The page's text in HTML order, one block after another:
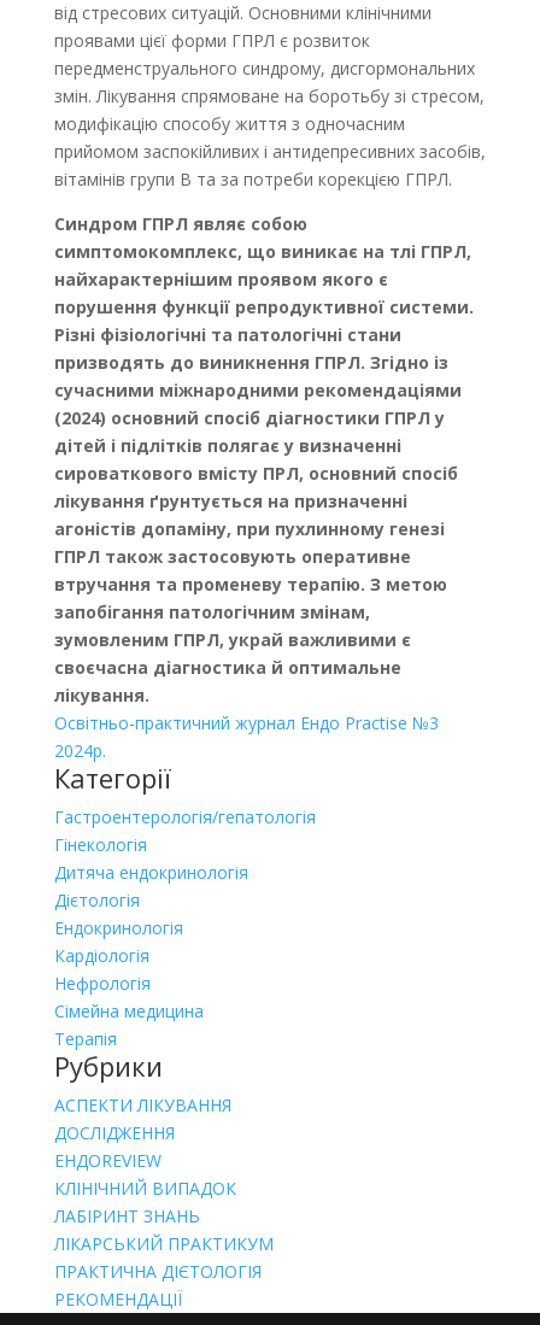
від стресових ситуацій. Основними клінічними
проявами цієї форми ГПРЛ є розвиток
передменструального синдрому, дисгормональних
змін. Лікування спрямоване на боротьбу зі стресом,
модифікацію способу життя з одночасним
прийомом заспокійливих і антидепресивних засобів,
вітамінів групи В та за потреби корекцією ГПРЛ.
Синдром ГПРЛ являє собою
симптомокомплекс, що виникає на тлі ГПРЛ,
найхарактернішим проявом якого є
порушення функції репродуктивної системи.
Різні фізіологічні та патологічні стани
призводять до виникнення ГПРЛ. Згідно із
сучасними міжнародними рекомендаціями
(2024) основний спосіб діаг­ностики ГПРЛ у
дітей і підлітків полягає у визначенні
сироваткового вмісту ПРЛ, основний спосіб
лікування ґрунтується на призначенні
агоністів допаміну, при пухлинному генезі
ГПРЛ також застосовують оперативне
втручання та променеву терапію. З метою
запобігання патологічним змінам,
зумовленим ГПРЛ, украй важливими є
своєчасна діагностика й оптимальне
лікування.
Освітньо-практичний журнал Ендо Practise №3
2024р.
Категорії
Гастроентерологія/гепатологія
Гінекологія
Дитяча ендокринологія
Дієтологія
Ендокринологія
Кардіологія
Нефрологія
Сімейна медицина
Терапія
Рубрики
АСПЕКТИ ЛІКУВАННЯ
ДОСЛІДЖЕННЯ
ЕНДОREVIEW
КЛІНІЧНИЙ ВИПАДОК
ЛАБІРИНТ ЗНАНЬ
ЛІКАРСЬКИЙ ПРАКТИКУМ
ПРАКТИЧНА ДІЄТОЛОГІЯ
РЕКОМЕНДАЦІЇ